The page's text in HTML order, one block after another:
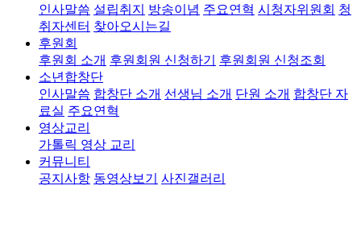
인사말씀 설립취지 방송이념 주요연혁 시청자위원회 청
취자센터 찾아오시는길
후원회
후원회 소개 후원회원 신청하기
후원회원 신청조회
소년합창단
인사말씀 합창단 소개 선생님 소개 단원 소개 합창단 자
료실 주요연혁
영상교리
가톨릭 영상 교리
커뮤니티
공지사항 동영상보기 사진갤러리